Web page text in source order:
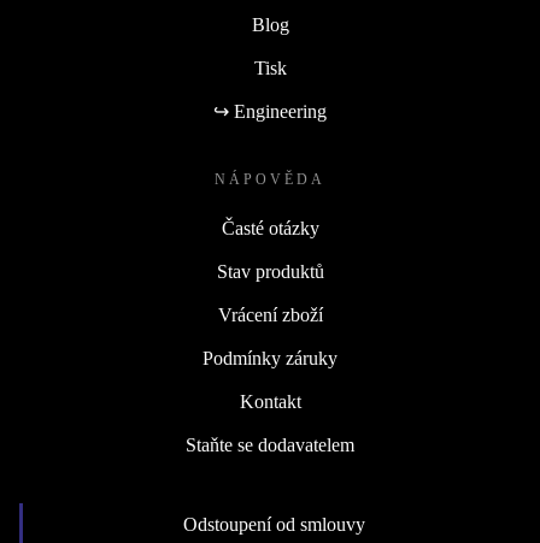
Blog
Tisk
↪ Engineering
NÁPOVĚDA
Časté otázky
Stav produktů
Vrácení zboží
Podmínky záruky
Kontakt
Staňte se dodavatelem
Odstoupení od smlouvy